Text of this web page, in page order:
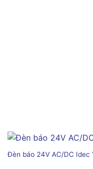
Đèn báo 24V AC/DC Idec